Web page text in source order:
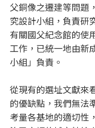
父銅像之遷建等問題
究設計小組，負責研
有關國父紀念館的使
工作，已統一地由新
小組」負責。
從現有的選址文獻來
的優缺點，我們無法
考量各基地的適切性